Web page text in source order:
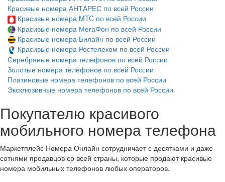
Красивые номера АНТАРЕС по всей России
Красивые номера MTC по всей России
Красивые номера МегаФон по всей России
Красивые номера Билайн по всей России
Красивые номера Ростелеком по всей России
Серебряные номера телефонов по всей России
Золотые номера телефонов по всей России
Платиновые номера телефонов по всей России
Эксклюзивные номера телефонов по всей России
Покупателю красивого
мобильного номера телефона
Маркетплейс Номера Онлайн сотрудничает с десятками и даже
сотнями продавцов со всей страны, которые продают красивые
номера мобильных телефонов любых операторов.